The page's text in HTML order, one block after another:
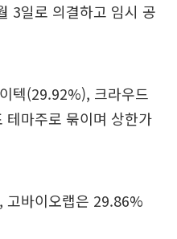
3일로 의결하고 임시 공
텍(29.92%), 크라우드
마주로 묶이며 상한가
고바이오랩은 29.86%